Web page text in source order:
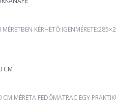
MÉRETBEN
MÉRETA FEDŐMATRAC EGY